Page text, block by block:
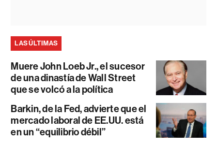
LAS ÚLTIMAS
Muere John Loeb Jr., el sucesor
de una dinastía de Wall Street
que se volcó a la política
Barkin, de la Fed, advierte que el
mercado laboral de EE.UU. está
en un “equilibrio débil”